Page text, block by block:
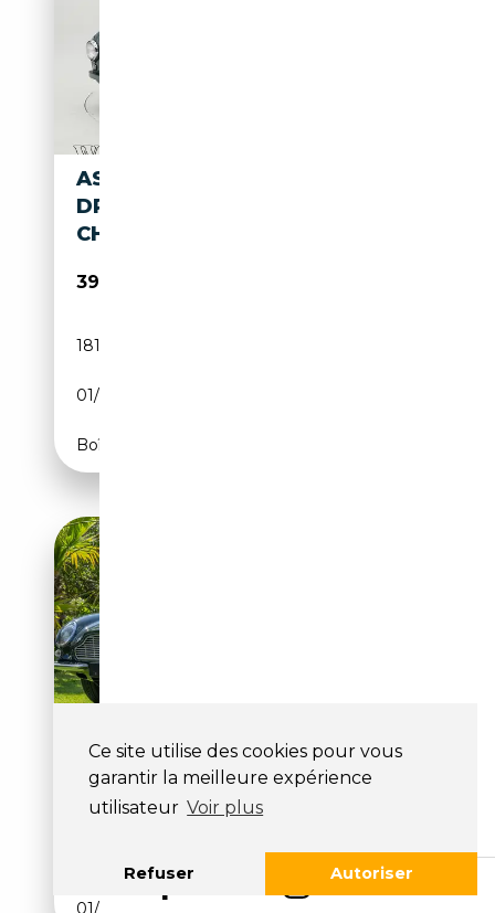
Ce site utilise des cookies pour vous
garantir la meilleure expérience
utilisateur Voir plus
Refuser Autoriser
ASTON MARTIN DB 2
DROPHEAD COUPÉ '52
CH0237
399 950€
181 km
01/1952
Boîte manuelle
ASTON MARTIN DB
6
399 990€
Essence
01/1966